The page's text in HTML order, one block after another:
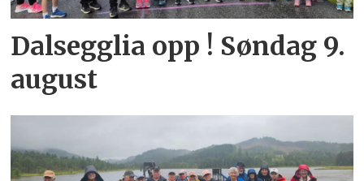
Dalsegglia opp ! Søndag 9.
august